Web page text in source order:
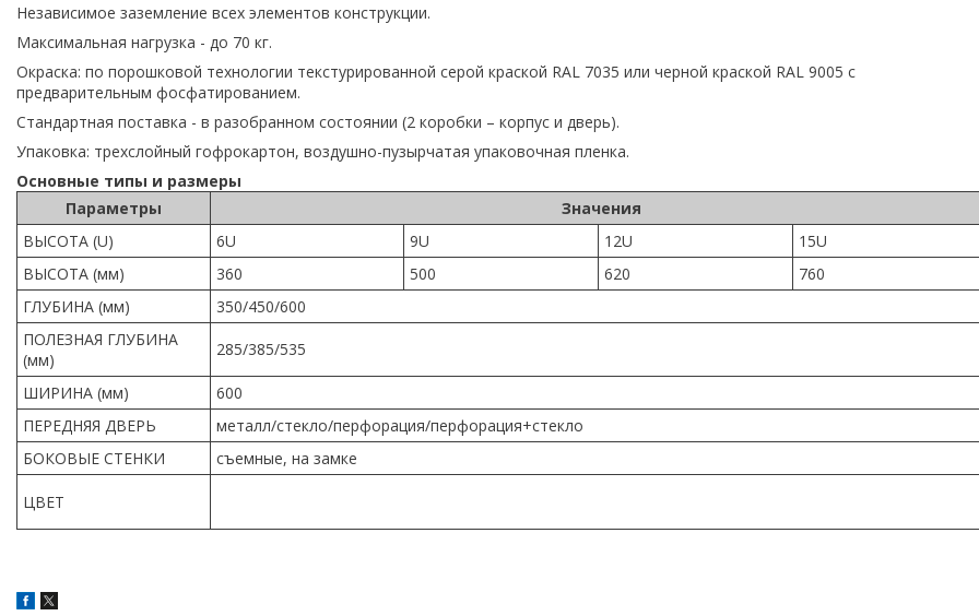
Независимое заземление всех элементов конструкции.
Максимальная нагрузка - до 70 кг.
Окраска: по порошковой технологии текстурированной серой краской RAL 7035 или черной краской RAL 9005 с
предварительным фосфатированием.
Стандартная поставка - в разобранном состоянии (2 коробки – корпус и дверь).
Упаковка: трехслойный гофрокартон, воздушно-пузырчатая упаковочная пленка.
Основные типы и размеры
Параметры
Значения
ВЫСОТА (U)
6U 9U 12U
15U
ВЫСОТА (мм)
360 500 620
760
ГЛУБИНА (мм)
350/450/600
ПОЛЕЗНАЯ ГЛУБИНА
(мм)
285/385/535
ШИРИНА (мм)
600
ПЕРЕДНЯЯ ДВЕРЬ
металл/стекло/перфорация/перфорация+стекло
БОКОВЫЕ СТЕНКИ
съемные, на замке
ЦВЕТ